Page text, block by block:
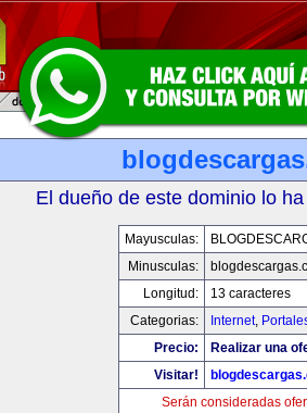
El dueño de este dominio lo
Mayusculas:
Minusculas:
Longitud:
13 caracteres
Categorias:
Internet,
Precio:
Realizar una
Visitar!
Serán consideradas